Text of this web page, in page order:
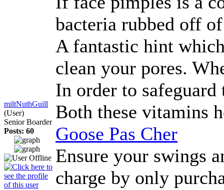
miltNuthGuill
(User)
Senior Boarder
Posts: 60
bacteria rubbed off
A fantastic hint
clean your pores.
In order to
Both these vitamins
Goose Pas Cher
Ensure your swings
charge by only